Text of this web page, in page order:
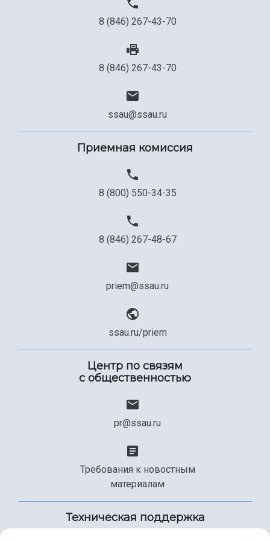
Сведения об образовательной организации
8 (846) 267-43-70
8 (846) 267-43-70
ssau@ssau.ru
Приемная комиссия
8 (800) 550-34-35
8 (846) 267-48-67
priem@ssau.ru
ssau.ru/priem
Центр по связям
с общественностью
pr@ssau.ru
Требования к новостным
материалам
Техническая поддержка